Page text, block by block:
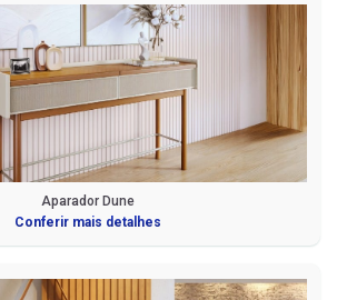
Aparador Dune
Conferir mais detalhes